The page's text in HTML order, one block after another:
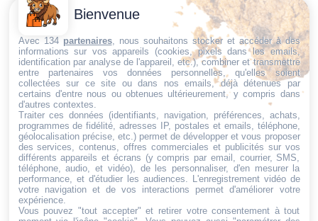
Trouvez ce qu'il vous faut,
au bon endroit
Conditions
générales
de vente
Politique de
cookies
Politique de
confidentialité
Mentions
légales
Conditions de
retour et de
remboursement
Droit de
Contactez-
Nous
Email:
dt@sasbms.fr
Bienvenue
Avec 134 partenaires, nous souhaitons stocker et accéder à des
informations sur vos appareils (cookies, pixels dans les emails,
identification par analyse de l'appareil, etc.), combiner et transmettre
entre partenaires vos données personnelles, qu'elles soient
collectées sur ce site ou dans nos emails, déjà détenues par
certains d'entre nous ou obtenues ultérieurement, y compris dans
d'autres contextes.
Traiter ces données (identifiants, navigation, préférences, achats,
programmes de fidélité, adresses IP, postales et emails, téléphone,
géolocalisation précise, etc.) permet de développer et vous proposer
des services, contenus, offres commerciales et publicités sur vos
différents appareils et écrans (y compris par email, courrier, SMS,
téléphone, audio, et vidéo), de les personnaliser, d'en mesurer la
performance, et d'étudier les audiences. L'enregistrement vidéo de
votre navigation et de vos interactions permet d'améliorer votre
expérience.
Vous pouvez "tout accepter" et retirer votre consentement à tout